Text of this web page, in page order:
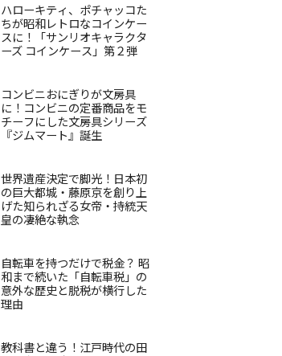
ハローキティ、ポチャッコた
ちが昭和レトロなコインケー
スに！「サンリオキャラクタ
ーズ コインケース」第２弾
コンビニおにぎりが文房具
に！コンビニの定番商品をモ
チーフにした文房具シリーズ
『ジムマート』誕生
世界遺産決定で脚光！日本初
の巨大都城・藤原京を創り上
げた知られざる女帝・持統天
皇の凄絶な執念
自転車を持つだけで税金？ 昭
和まで続いた「自転車税」の
意外な歴史と脱税が横行した
理由
教科書と違う！江戸時代の田